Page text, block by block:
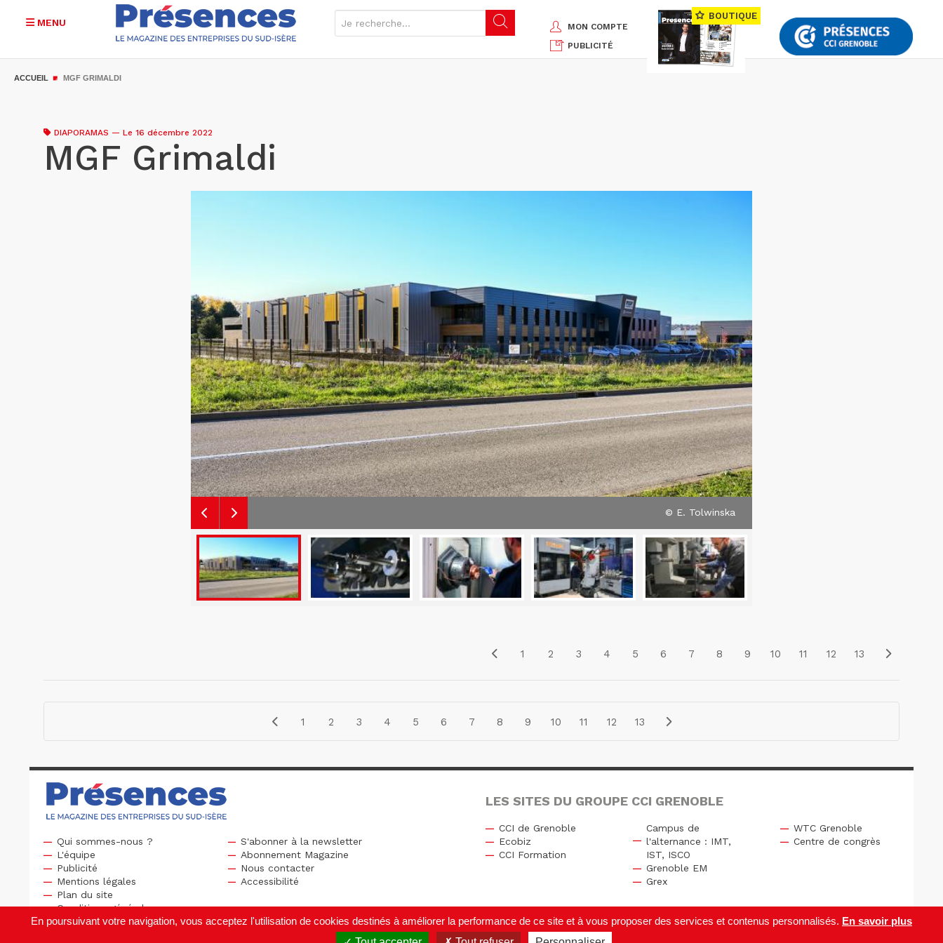
MENU
MON COMPTE
PUBLICITÉ
BOUTIQUE
ACCUEIL MGF GRIMALDI
DIAPORAMAS — Le 16 décembre 2022
MGF Grimaldi
© E. Tolwinska
1 2 3 4 5 6 7 8 9 10 11 12 13
1 2 3 4 5 6 7 8 9 10 11 12 13
Qui sommes-nous ?
L'équipe
Publicité
S'abonner à la newsletter
Abonnement Magazine
Nous contacter
Mentions légales
Plan du site
Conditions générales
Accessibilité
LES SITES DU GROUPE CCI GRENOBLE
CCI de Grenoble
Ecobiz
CCI Formation
Campus de
l'alternance : IMT,
IST, ISCO
Grenoble EM
Grex
WTC Grenoble
Centre de congrès
En poursuivant votre navigation, vous acceptez l'utilisation de cookies destinés à améliorer la performance de ce site et à vous proposer des services et contenus personnalisés. En savoir plus